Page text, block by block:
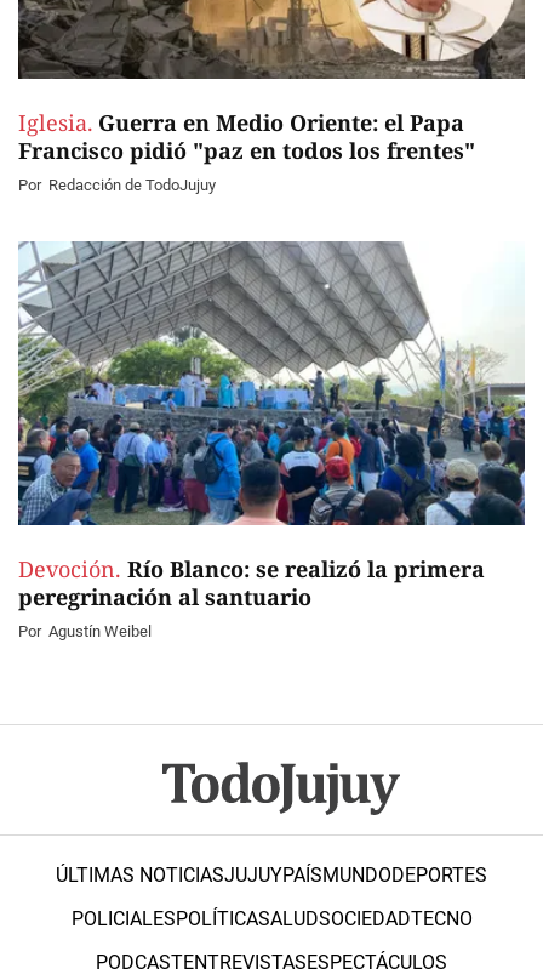
Iglesia. Guerra en Medio Oriente: el Papa
Francisco pidió "paz en todos los frentes"
Por Redacción de TodoJujuy
Devoción. Río Blanco: se realizó la primera
peregrinación al santuario
Por Agustín Weibel
ÚLTIMAS NOTICIASJUJUYPAÍSMUNDODEPORTES
POLICIALESPOLÍTICASALUDSOCIEDADTECNO
PODCASTENTREVISTASESPECTÁCULOS